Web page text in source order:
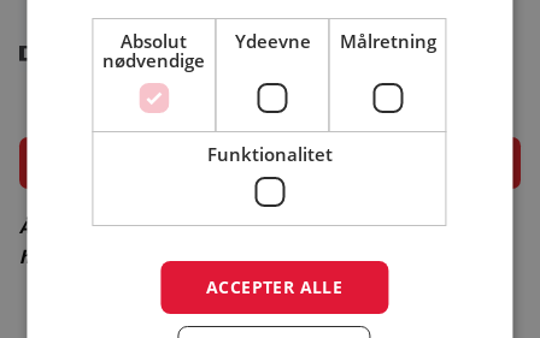
Åbningsperiode
Åbningsperiode er vejledende – besøg campingpladsens
hjemmeside for korrekt åbningsperiode
Absolut
nødvendige
Ydeevne Målretning
Funktionalitet
ACCEPTER ALLE